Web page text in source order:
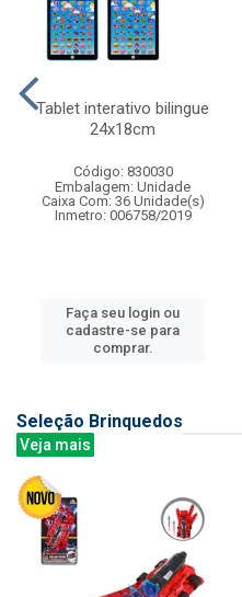
Tablet interativo bilingue
24x18cm
Código: 830030
Embalagem: Unidade
Caixa Com: 36 Unidade(s)
Inmetro: 006758/2019
Faça seu login ou
cadastre-se para
comprar.
Seleção Brinquedos
Veja mais